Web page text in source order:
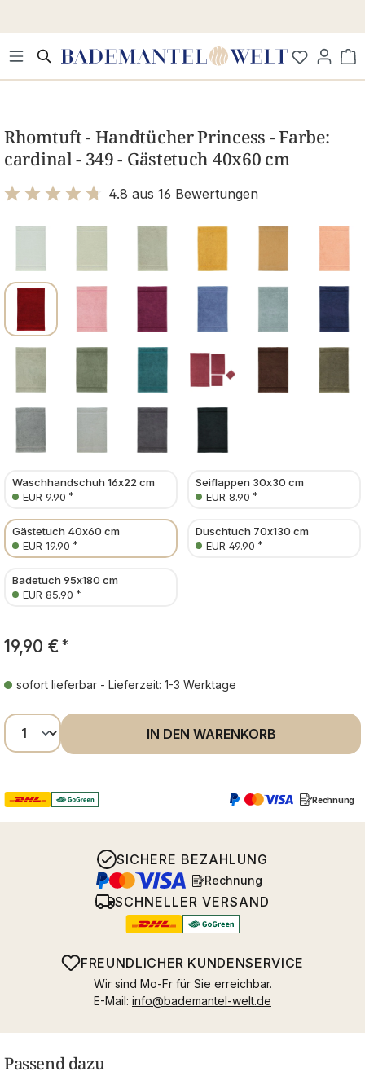
Rhomtuft - Handtücher Princess - Farbe:
cardinal - 349 - Gästetuch 40x60 cm
4.8 aus 16 Bewertungen
Waschhandschuh 16x22 cm
EUR 9.90 *
Seiflappen 30x30 cm
EUR 8.90 *
Gästetuch 40x60 cm
EUR 19.90 *
Duschtuch 70x130 cm
EUR 49.90 *
Badetuch 95x180 cm
EUR 85.90 *
19,90 € *
sofort lieferbar - Lieferzeit: 1-3 Werktage
Produkt Anzahl: Gib den gewünschten
IN DEN WARENKORB
Rechnung
SICHERE BEZAHLUNG
Rechnung
SCHNELLER VERSAND
FREUNDLICHER KUNDENSERVICE
Wir sind Mo-Fr für Sie erreichbar.
E-Mail: info@bademantel-welt.de
Passend dazu